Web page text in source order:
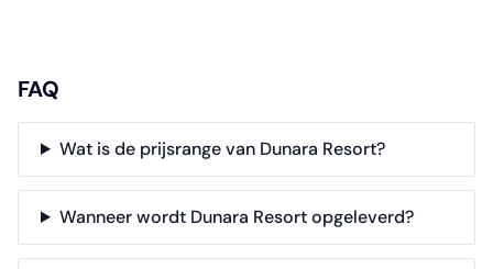
FAQ
Wat is de prijsrange van Dunara Resort?
Wanneer wordt Dunara Resort opgeleverd?